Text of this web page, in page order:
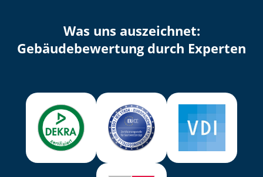
Was uns auszeichnet:
Ge­bäu­de­be­wer­tung durch Experten